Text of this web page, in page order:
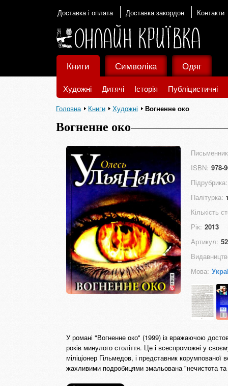
Доставка і оплата Доставка закордон Контакти
Книги
Художні Дитячі Історія Публіцистичні
Символіка Одяг
Головна Книги Художні Вогненне око
Вогненне око
ISBN: 978-
Підрубрика:
Палітурка:
Кількість
Рік: 2013
Артикул:
Мова:
У романі "Вогненне око" (1999) із вражаючою
років минулого століття. Це і всеспроможні у
міліціонер Гільмедов, і представник корумпованої
жахливими подробицями змальована "нечистота